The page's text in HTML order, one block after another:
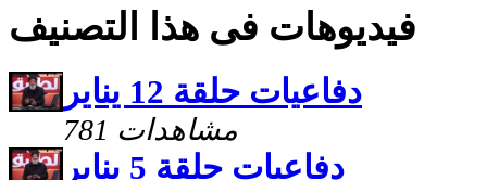
فيديوهات فى هذا التصنيف
دفاعيات حلقة 12 يناير
781 مشاهدات
دفاعيات حلقة 5 يناير